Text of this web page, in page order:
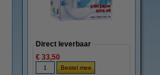
Direct leverbaar
€ 33,50